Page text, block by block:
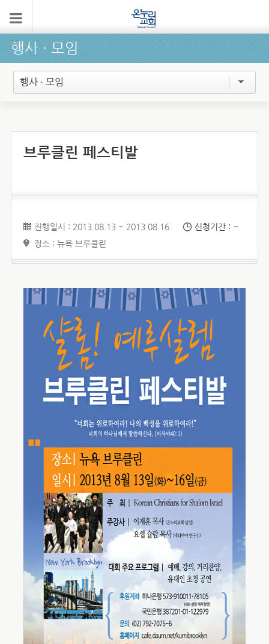
행사 ∙ 모임
행사 · 모임
브루클린 페스티발
진행일시 : 2013.08.13 ~ 2013.08.16 신청기간 : ~
장소 : 뉴욕 브루클린